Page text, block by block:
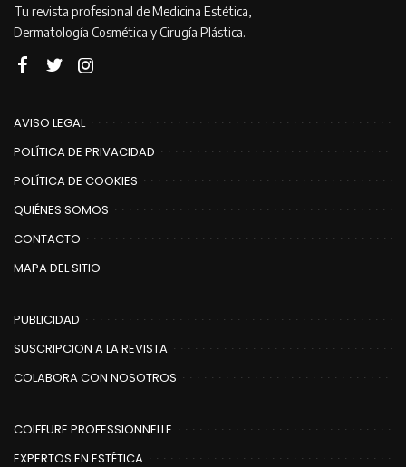
Tu revista profesional de Medicina Estética,
Dermatología Cosmética y Cirugía Plástica.
AVISO LEGAL
POLÍTICA DE PRIVACIDAD
POLÍTICA DE COOKIES
QUIÉNES SOMOS
CONTACTO
MAPA DEL SITIO
PUBLICIDAD
SUSCRIPCION A LA REVISTA
COLABORA CON NOSOTROS
COIFFURE PROFESSIONNELLE
EXPERTOS EN ESTÉTICA